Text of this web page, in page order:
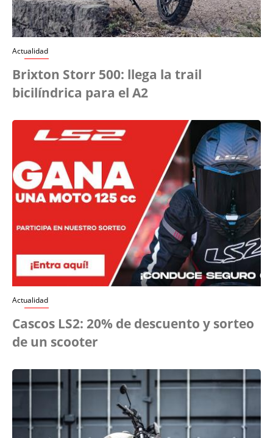
Actualidad
Brixton Storr 500: llega la trail
bicilíndrica para el A2
Actualidad
Cascos LS2: 20% de descuento y sorteo
de un scooter